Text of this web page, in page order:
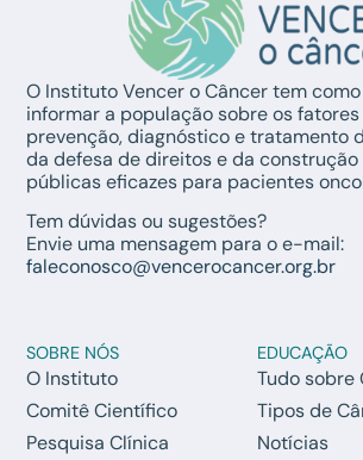
O Instituto Vencer o Câncer tem
informar a população sobre os
prevenção, diagnóstico e tratamento
da defesa de direitos e da
públicas eficazes para pacientes
Tem dúvidas ou sugestões?
Envie uma mensagem para o e-mail:
faleconosco@vencerocancer.org.br
SOBRE NÓS
O Instituto
Comitê Científico
Pesquisa Clínica
EDUCAÇÃO
Tudo sobre
Tipos de
Notícias